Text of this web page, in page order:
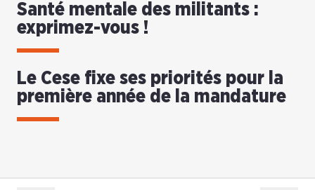
Santé mentale des militants :
exprimez-vous !
Le Cese fixe ses priorités pour la
première année de la mandature